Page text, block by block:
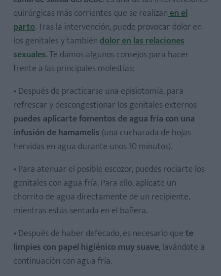
quirúrgicas más corrientes que se realizanen el
parto. Tras la intervención, puede provocar dolor en
los genitales y tambiéndolor en las relaciones
sexuales. Te damos algunos consejos para hacer
frente a las principales molestias:
• Después de practicarse una episiotomía, para
refrescar y descongestionar los genitales externos
puedes aplicarte fomentos de agua fría con una
infusión de hamamelis (una cucharada de hojas
hervidas en agua durante unos 10 minutos).
• Para atenuar el posible escozor, puedes rociarte los
genitales con agua fría. Para ello, aplícate un
chorrito de agua directamente de un recipiente,
mientras estás sentada en el bañera.
• Después de haber defecado, es necesario quete
limpies con papel higiénico muy suave, lavándote a
continuación con agua fría.